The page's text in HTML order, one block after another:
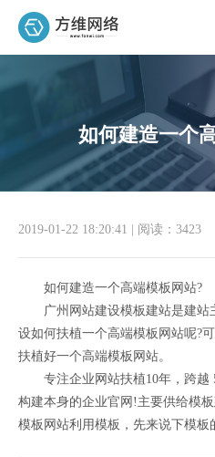
如何建造一个
2019-01-22 18:20:41 阅读：3423
如何建造一个高端模板网站?
广州网站建设模板建站是建站
设如何扶植一个高端模板网站呢?
扶植好一个高端模板网站。
专注企业网站扶植10年，跨越
构建本身的企业官网!主要供给模
模板网站利用模板，先来说下模板